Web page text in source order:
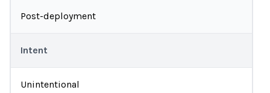
Post-deployment
Intent
Unintentional